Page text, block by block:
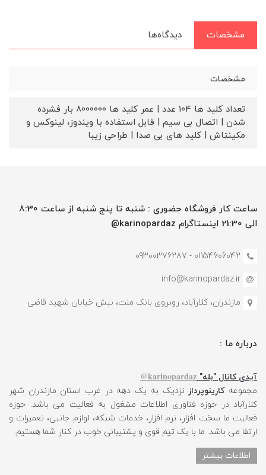
مشخصات دیدگاه‌ها
مشخصات
تعداد کلید ها 104 عدد | عمر کلید ها 8000000 بار فشرده
شدن | اتصال بی سیم | قابل استفاده با ویندوز، لینوکس و
مکینتاش | کلید های بی صدا | طراحی زیبا
ساعت کار فروشگاه حضوری : شنبه تا پنج شنبه از ساعت 8:30
الی 21:30 اینستاگرام karinopardaz@
01154606042 - 09300376287
info@karinopardaz.ir
مازندران، کلارآباد، روبروی بانک ملت، نبش خیابان شهید قاضی
درباره ما :
آیدی کانال "بله" karinopardaz@
مجموعهکارینوپرداز نزدیک به یک دهه در غرب استان مازندران شهر
کلارآباد در حوزه فناوری اطلاعات مشغول به فعالیت می باشد. حوزه
فعالیت ما سخت افزار، نرم افزار، خدمات شبکه، لوازم جانبی، تعمیرات و
ارتقا می باشد. ما با یک تیم قوی و پشتیبانی خوب در کنار شما هستیم.
اطلاعات بیشتر